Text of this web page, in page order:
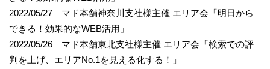
2022/05/27 マド本舗神奈川支社様主催 エリア会「明日から
できる！効果的なWEB活用」
2022/05/26 マド本舗東北支社様主催 エリア会「検索での評
判を上げ、エリアNo.1を見える化する！」